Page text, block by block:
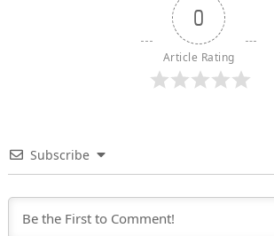
0
Article Rating
Subscribe